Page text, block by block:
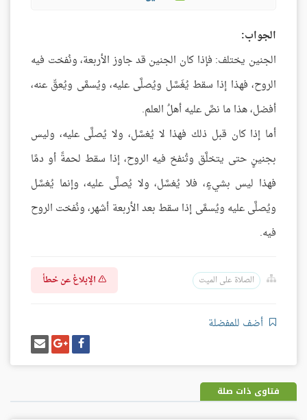
الجواب:
الجنين يختلف: فإذا كان الجنين قد جاوز الأربعة، ونُفخت فيه
الروح، فهذا إذا سقط يُغَسَّل ويُصلَّى عليه، ويُسمَّى ويُعقّ عنه،
أفضل، هذا ما نصَّ عليه أهلُ العلم.
أما إذا كان قبل ذلك فهذا لا يُغسَّل، ولا يُصلَّى عليه، وليس
بجنينٍ حتى يتخلَّق وتُنفخ فيه الروح، إذا سقط لحمةً أو دمًا
فهذا ليس بشيءٍ، فلا يُغسَّل، ولا يُصلَّى عليه، وإنما يُغسَّل
ويُصلَّى عليه ويُسمَّى إذا سقط بعد الأربعة أشهر، ونُفخت الروح
فيه.
الصلاة على الميت الإبلاغ عن خطأ
أضف للمفضلة
شارك
على
فيسبوك
شارك
على
غوغل
بلس
إرسل
إيميل
فتاوى ذات صلة